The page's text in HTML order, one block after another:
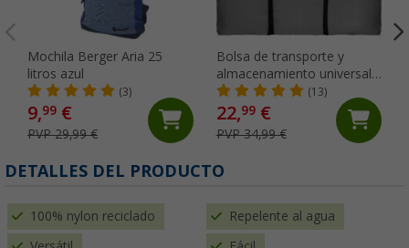
Mochila Berger Aria 25
litros azul
(3)
9,99 €
PVP 29,99 €
Bolsa de transporte y
almacenamiento universal
Berger para cuatro sillas
(13)
22,99€
PVP 34,99 €
DETALLES DEL PRODUCTO
100% nylon reciclado Repelente al agua